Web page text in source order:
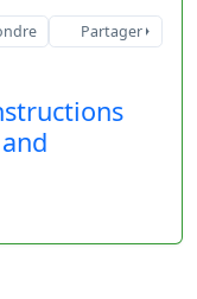
Partager